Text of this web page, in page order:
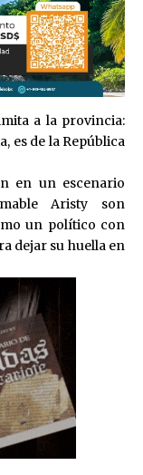
a la provincia:
es de la República
en un escenario
Aristy son
un político con
dejar su huella en